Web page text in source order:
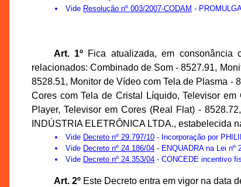
Vide Resolução nº 003/2007-CODAM -
Art. 1º Fica atualizada, em consonância
relacionados: Combinado de Som - 8527.91,
8528.51, Monitor de Vídeo com Tela de Plasma -
Cores com Tela de Cristal Líquido, Televisor
Player, Televisor em Cores (Real Flat) -
INDÚSTRIA ELETRÔNICA LTDA., estabelecida
Vide Decreto nº 29.797/10 - Incorporação por
Vide Decreto nº 24.186/04 - ENQUADRA na Lei nº
Vide Decreto nº 24.353/04 - CONCEDE incentivo
Art. 2ºEste Decreto entra em vigor na data